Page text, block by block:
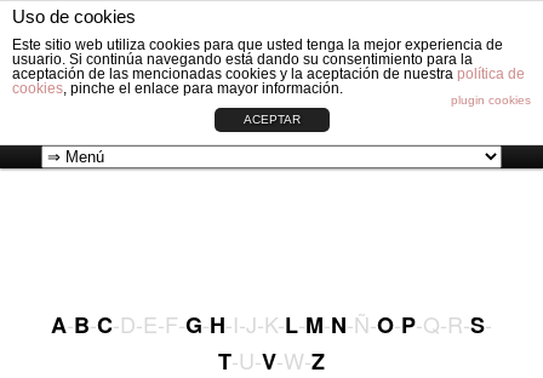
Uso de cookies
Este sitio web utiliza cookies para que usted tenga la mejor experiencia de
usuario. Si continúa navegando está dando su consentimiento para la
aceptación de las mencionadas cookies y la aceptación de nuestra política de
cookies, pinche el enlace para mayor información.
plugin cookies
ACEPTAR
VESTIDURAS ORIGINAL CIRCLE
Fabricación de vestiduras para carros de Bebé: Fundas, Sacos, Capotas,
Capazos, Sombrillas, Bolsos y Grupos cero.
Ir
principal
A-B-C-D-E-F-G-H-I-J-K-L-M-N-Ñ-O-P-Q-R-S-
T-U-V-W-Z